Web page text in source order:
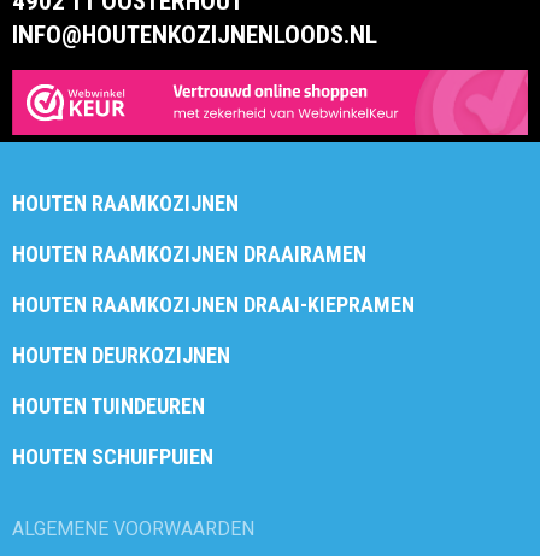
INFO@HOUTENKOZIJNENLOODS.NL
HOUTEN RAAMKOZIJNEN
HOUTEN RAAMKOZIJNEN DRAAIRAMEN
HOUTEN RAAMKOZIJNEN DRAAI-KIEPRAMEN
HOUTEN DEURKOZIJNEN
HOUTEN TUINDEUREN
HOUTEN SCHUIFPUIEN
ALGEMENE VOORWAARDEN